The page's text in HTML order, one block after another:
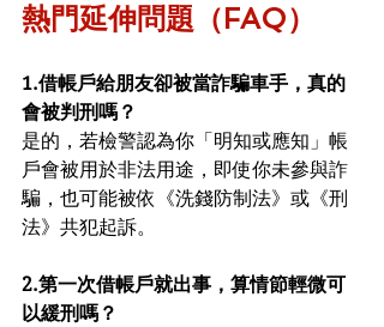
熱門延伸問題（FAQ）
1.借帳戶給朋友卻被當詐騙車手，真的
會被判刑嗎？
是的，若檢警認為你「明知或應知」帳
戶會被用於非法用途，即使你未參與詐
騙，也可能被依《洗錢防制法》或《刑
法》共犯起訴。
2.第一次借帳戶就出事，算情節輕微可
以緩刑嗎？